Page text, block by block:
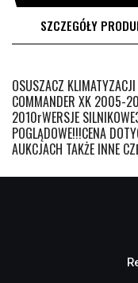
SZCZEGÓŁY
OSUSZACZ
COMMANDER XK 2005-
2010rWERSJE
POGLĄDOWE!!!CENA
AUKCJACH TAKŻE INNE